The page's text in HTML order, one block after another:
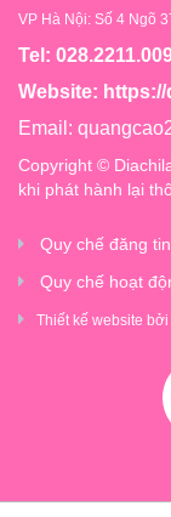
VP Hà Nội: Số 4 Ngõ
Tel:
Website:
Email:
Copyright ©
khi phát hành lại
Quy chế đăng tin
Quy chế hoạt
Thiết kế website bởi